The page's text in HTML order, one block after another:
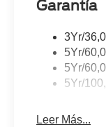
Garantía
3Yr/
5Yr/
5Yr/
5Yr/
Leer Más...